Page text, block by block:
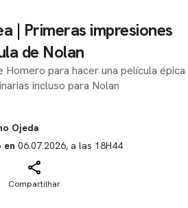
| Primeras impresiones
de Nolan
para hacer una película épica
incluso para Nolan
Ojeda
en 06.07.2026, a las 18H44
Compartilhar